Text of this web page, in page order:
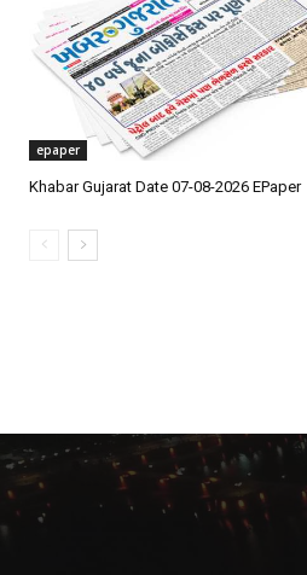
epaper
Khabar Gujarat Date 07-08-2026 EPaper